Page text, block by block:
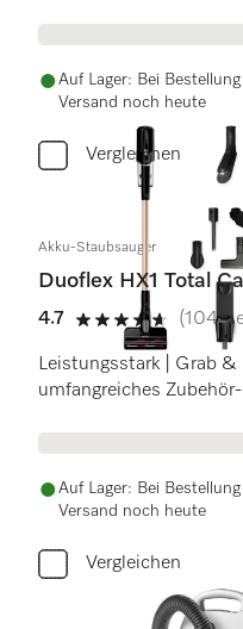
Auf Lager: Bei
Versand noch heute
Vergleichen
Akku-Staubsauger
Duoflex HX1 Total
4.7
4.7 Sterne von 5
(104
Leistungsstark | Grab & Go | leicht & kompakt |
umfangreiches
Auf Lager: Bei
Versand noch heute
Vergleichen